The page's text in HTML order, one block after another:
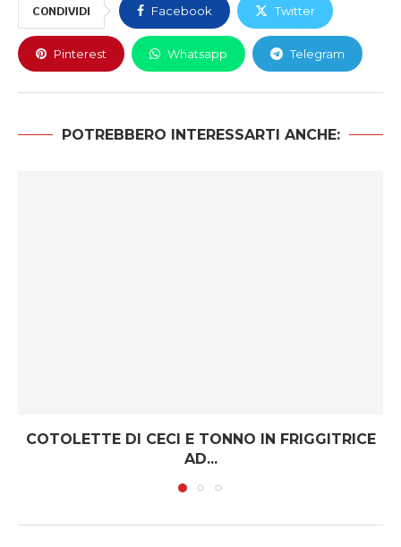
CONDIVIDI Facebook Twitter
Pinterest Whatsapp Telegram
POTREBBERO INTERESSARTI ANCHE:
COTOLETTE DI CECI E TONNO IN FRIGGITRICE
AD...